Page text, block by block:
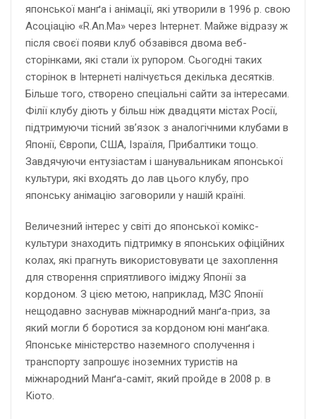
японської манґа і анімації, які утворили в 1996 р. свою
Асоціацію «R.An.Ma» через Інтернет. Майже відразу ж
після своєї появи клуб обзавівся двома веб-
сторінками, які стали їх рупором. Сьогодні таких
сторінок в Інтернеті налічується декілька десятків.
Більше того, створено спеціальні сайти за інтересами.
Філії клубу діють у більш ніж двадцяти містах Росії,
підтримуючи тісний зв’язок з аналогічними клубами в
Японії, Європи, США, Ізраїля, Прибалтики тощо.
Завдячуючи ентузіастам і шанувальникам японської
культури, які входять до лав цього клубу, про
японську анімацію заговорили у нашій країні.
Величезний інтерес у світі до японської комікс-
культури знаходить підтримку в японських офіційних
колах, які прагнуть використовувати це захоплення
для створення сприятливого іміджу Японії за
кордоном. З цією метою, наприклад, МЗС Японії
нещодавно заснував міжнародний манґа-приз, за
який могли б боротися за кордоном юні манґака.
Японське міністерство наземного сполучення і
транспорту запрошує іноземних туристів на
міжнародний Манґа-саміт, який пройде в 2008 р. в
Кіото.